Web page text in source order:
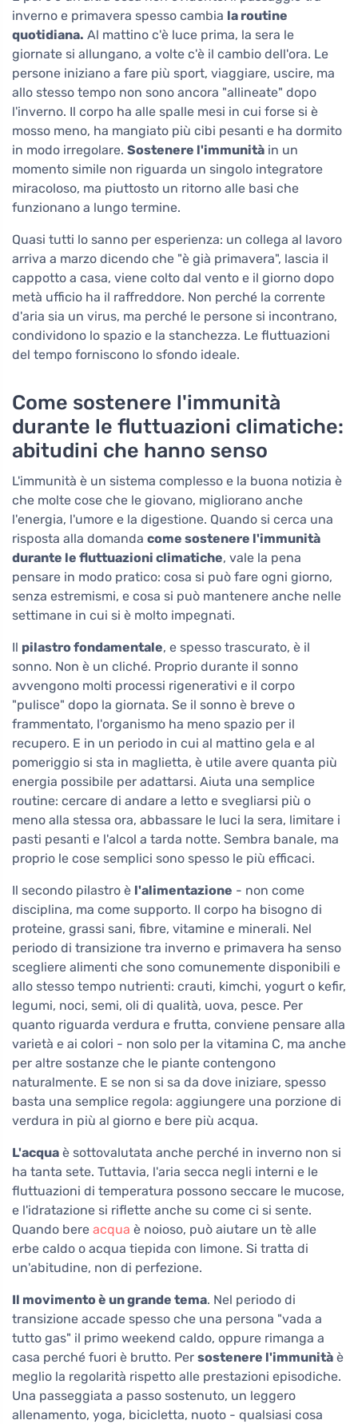
inverno e primavera spesso cambia la routine
quotidiana. Al mattino c'è luce prima, la sera le
giornate si allungano, a volte c'è il cambio dell'ora. Le
persone iniziano a fare più sport, viaggiare, uscire, ma
allo stesso tempo non sono ancora "allineate" dopo
l'inverno. Il corpo ha alle spalle mesi in cui forse si è
mosso meno, ha mangiato più cibi pesanti e ha dormito
in modo irregolare. Sostenere l'immunità in un
momento simile non riguarda un singolo integratore
miracoloso, ma piuttosto un ritorno alle basi che
funzionano a lungo termine.
Quasi tutti lo sanno per esperienza: un collega al lavoro
arriva a marzo dicendo che "è già primavera", lascia il
cappotto a casa, viene colto dal vento e il giorno dopo
metà ufficio ha il raffreddore. Non perché la corrente
d'aria sia un virus, ma perché le persone si incontrano,
condividono lo spazio e la stanchezza. Le fluttuazioni
del tempo forniscono lo sfondo ideale.
Come sostenere l'immunità
durante le fluttuazioni climatiche:
abitudini che hanno senso
L'immunità è un sistema complesso e la buona notizia è
che molte cose che le giovano, migliorano anche
l'energia, l'umore e la digestione. Quando si cerca una
risposta alla domanda come sostenere l'immunità
durante le fluttuazioni climatiche, vale la pena
pensare in modo pratico: cosa si può fare ogni giorno,
senza estremismi, e cosa si può mantenere anche nelle
settimane in cui si è molto impegnati.
Il pilastro fondamentale, e spesso trascurato, è il
sonno. Non è un cliché. Proprio durante il sonno
avvengono molti processi rigenerativi e il corpo
"pulisce" dopo la giornata. Se il sonno è breve o
frammentato, l'organismo ha meno spazio per il
recupero. E in un periodo in cui al mattino gela e al
pomeriggio si sta in maglietta, è utile avere quanta più
energia possibile per adattarsi. Aiuta una semplice
routine: cercare di andare a letto e svegliarsi più o
meno alla stessa ora, abbassare le luci la sera, limitare i
pasti pesanti e l'alcol a tarda notte. Sembra banale, ma
proprio le cose semplici sono spesso le più efficaci.
Il secondo pilastro è l'alimentazione - non come
disciplina, ma come supporto. Il corpo ha bisogno di
proteine, grassi sani, fibre, vitamine e minerali. Nel
periodo di transizione tra inverno e primavera ha senso
scegliere alimenti che sono comunemente disponibili e
allo stesso tempo nutrienti: crauti, kimchi, yogurt o kefir,
legumi, noci, semi, oli di qualità, uova, pesce. Per
quanto riguarda verdura e frutta, conviene pensare alla
varietà e ai colori - non solo per la vitamina C, ma anche
per altre sostanze che le piante contengono
naturalmente. E se non si sa da dove iniziare, spesso
basta una semplice regola: aggiungere una porzione di
verdura in più al giorno e bere più acqua.
L'acqua è sottovalutata anche perché in inverno non si
ha tanta sete. Tuttavia, l'aria secca negli interni e le
fluttuazioni di temperatura possono seccare le mucose,
e l'idratazione si riflette anche su come ci si sente.
Quando bere acqua è noioso, può aiutare un tè alle
erbe caldo o acqua tiepida con limone. Si tratta di
un'abitudine, non di perfezione.
Il movimento è un grande tema. Nel periodo di
transizione accade spesso che una persona "vada a
tutto gas" il primo weekend caldo, oppure rimanga a
casa perché fuori è brutto. Per sostenere l'immunità è
meglio la regolarità rispetto alle prestazioni episodiche.
Una passeggiata a passo sostenuto, un leggero
allenamento, yoga, bicicletta, nuoto - qualsiasi cosa